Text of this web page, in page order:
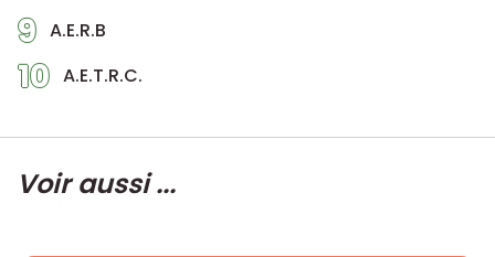
9 A.E.R.B
10 A.E.T.R.C.
Voir aussi ...